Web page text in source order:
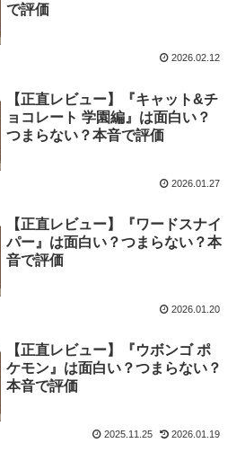
で評価
2026.02.12
【正直レビュー】『キャット&チ
ョコレート 学園編』は面白い？
つまらない？本音で評価
2026.01.27
【正直レビュー】『ワードスナイ
パー』は面白い？つまらない？本
音で評価
2026.01.20
【正直レビュー】『ウボンゴ ポ
ケモン』は面白い？つまらない？
本音で評価
2025.11.25 2026.01.19